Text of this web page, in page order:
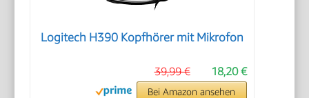
Logitech H390 Kopfhörer mit Mikrofon
18,20 €
39,99 €
Bei Amazon ansehen